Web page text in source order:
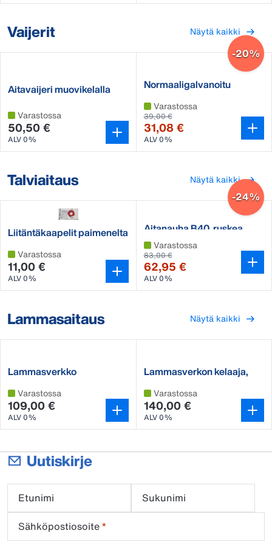
Vaijerit Näytä kaikki
Aitavaijeri muovikelalla
Varastossa
50,50 €
ALV 0%
-20%
Normaaligalvanoitu
Varastossa
39,00 €
31,08 €
ALV 0%
Talviaitaus Näytä kaikki
Liitäntäkaapelit paimenelta
Varastossa
11,00 €
ALV 0%
-24%
Aitanauha B40, ruskea
Varastossa
83,00 €
62,95 €
ALV 0%
Lammasaitaus Näytä kaikki
Lammasverkko
Varastossa
109,00 €
ALV 0%
Lammasverkon kelaaja,
Varastossa
140,00 €
ALV 0%
Uutiskirje
Etunimi
Sukunimi
Sähköpostiosoite*